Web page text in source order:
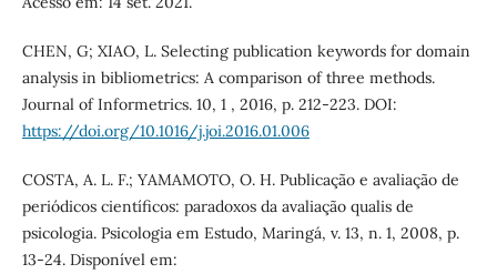
CHEN, G; XIAO, L. Selecting publication keywords for domain
analysis in bibliometrics: A comparison of three methods.
Journal of Informetrics. 10, 1 , 2016, p. 212-223. DOI:
https://doi.org/10.1016/j.joi.2016.01.006
COSTA, A. L. F.; YAMAMOTO, O. H. Publicação e avaliação de
periódicos científicos: paradoxos da avaliação qualis de
psicologia. Psicologia em Estudo, Maringá, v. 13, n. 1, 2008, p.
13-24. Disponível em: